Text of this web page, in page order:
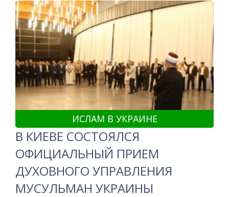
ИСЛАМ В УКРАИНЕ
В КИЕВЕ СОСТОЯЛСЯ
ОФИЦИАЛЬНЫЙ ПРИЕМ
ДУХОВНОГО УПРАВЛЕНИЯ
МУСУЛЬМАН УКРАИНЫ